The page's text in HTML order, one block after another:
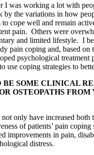
I was working a lot with
by the variations in how
cope well and remain
pain. Others were
and limited lifestyle. I
pain coping and, based
psychological treatment
use coping strategies to
BE SOME CLINICAL
OSTEOPATHS FROM
only have increased both
of patients’ pain coping
improvements in pain,
distress.